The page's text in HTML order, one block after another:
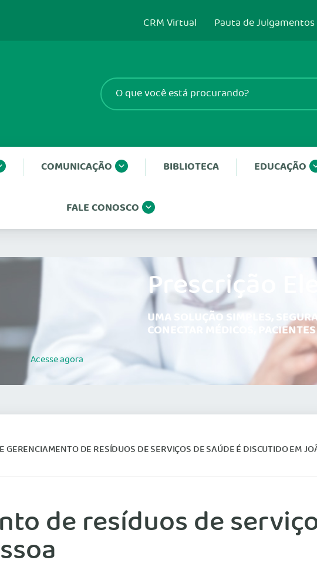
CRM Virtual Pauta de Julgamentos
COMUNICAÇÃO BIBLIOTECA EDUCAÇÃO
FALE CONOSCO
Acesseagora
Prescrição
UMA SOLUÇÃO SIMPLES,
CONECTAR MÉDICOS,
DE RESÍDUOS DE SERVIÇOS DE SAÚDE É DISCUTIDO EM JOÃO
de resíduos de